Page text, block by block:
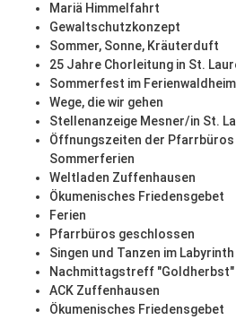
Mariä Himmelfahrt
Gewaltschutzkonzept
Sommer, Sonne, Kräuterduft
25 Jahre Chorleitung in St.
Sommerfest im
Wege, die wir gehen
Stellenanzeige Mesner/in St.
Öffnungszeiten der Pfarrbüros
Sommerferien
Weltladen Zuffenhausen
Ökumenisches Friedensgebet
Ferien
Pfarrbüros geschlossen
Singen und Tanzen im Labyrinth
Nachmittagstreff "Goldherbst"
ACK Zuffenhausen
Ökumenisches Friedensgebet